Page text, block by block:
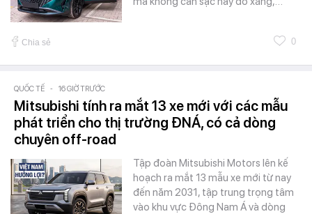
Chia sẻ 0
QUỐC TẾ - 16 GIỜ TRƯỚC
Mitsubishi tính ra mắt 13 xe mới với các mẫu
phát triển cho thị trường ĐNÁ, có cả dòng
chuyên off-road
Tập đoàn Mitsubishi Motors lên kế
hoạch ra mắt 13 mẫu xe mới từ nay
đến năm 2031, tập trung trọng tâm
vào khu vực Đông Nam Á và dòng